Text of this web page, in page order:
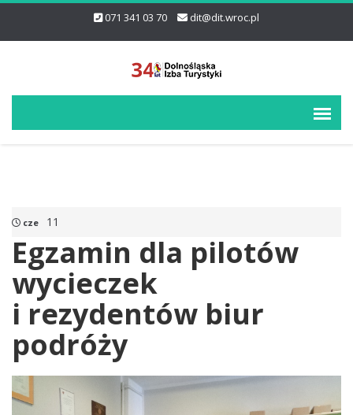
071 341 03 70 dit@dit.wroc.pl
cze 11
Egzamin dla pilotów
wycieczek
i rezydentów biur
podróży